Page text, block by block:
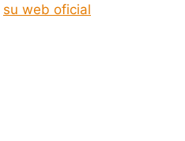
su web oficial